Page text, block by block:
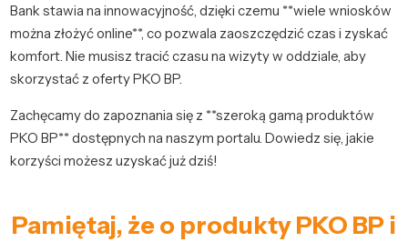
Bank stawia na innowacyjność, dzięki czemu **wiele wniosków
można złożyć online**, co pozwala zaoszczędzić czas i zyskać
komfort. Nie musisz tracić czasu na wizyty w oddziale, aby
skorzystać z oferty PKO BP.
Zachęcamy do zapoznania się z **szeroką gamą produktów
PKO BP** dostępnych na naszym portalu. Dowiedz się, jakie
korzyści możesz uzyskać już dziś!
Pamiętaj, że o produkty PKO BP i